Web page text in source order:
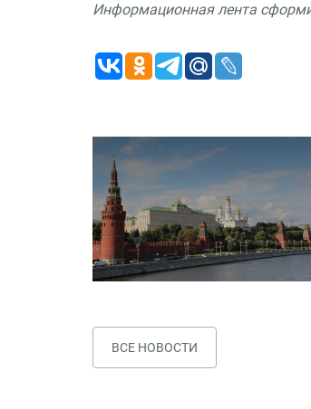
Информационная лента
ВСЕ НОВОСТИ